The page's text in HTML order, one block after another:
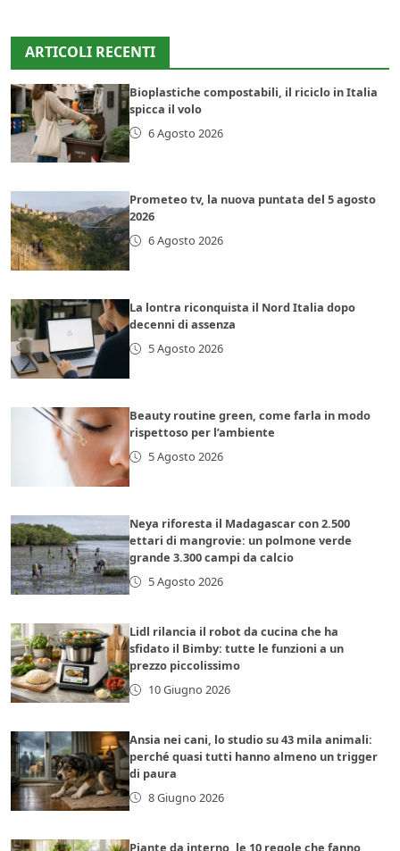
ARTICOLI RECENTI
Bioplastiche compostabili, il riciclo in Italia
spicca il volo
6 Agosto 2026
Prometeo tv, la nuova puntata del 5 agosto
2026
6 Agosto 2026
La lontra riconquista il Nord Italia dopo
decenni di assenza
5 Agosto 2026
Beauty routine green, come farla in modo
rispettoso per l’ambiente
5 Agosto 2026
Neya riforesta il Madagascar con 2.500
ettari di mangrovie: un polmone verde
grande 3.300 campi da calcio
5 Agosto 2026
Lidl rilancia il robot da cucina che ha
sfidato il Bimby: tutte le funzioni a un
prezzo piccolissimo
10 Giugno 2026
Ansia nei cani, lo studio su 43 mila animali:
perché quasi tutti hanno almeno un trigger
di paura
8 Giugno 2026
Piante da interno, le 10 regole che fanno